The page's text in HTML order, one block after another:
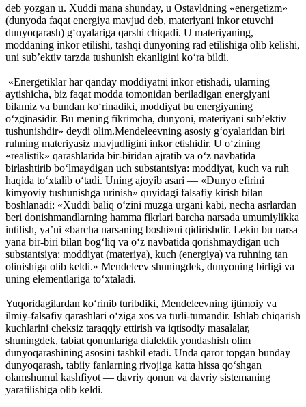
deb yozgan u. Xuddi mana shunday, u Ostavldning «energetizm»
(dunyoda faqat energiya mavjud deb, materiyani inkor etuvchi
dunyoqarash) g‘oyalariga qarshi chiqadi. U materiyaning,
moddaning inkor etilishi, tashqi dunyoning rad etilishiga olib kelishi,
uni sub’ektiv tarzda tushunish ekanligini ko‘ra bildi.
«Energetiklar har qanday moddiyatni inkor etishadi, ularning
aytishicha, biz faqat modda tomonidan beriladigan energiyani
bilamiz va bundan ko‘rinadiki, moddiyat bu energiyaning
o‘zginasidir. Bu mening fikrimcha, dunyoni, materiyani sub’ektiv
tushunishdir» deydi olim.Mendeleevning asosiy g‘oyalaridan biri
ruhning materiyasiz mavjudligini inkor etishidir. U o‘zining
«realistik» qarashlarida bir-biridan ajratib va o‘z navbatida
birlashtirib bo‘lmaydigan uch substantsiya: moddiyat, kuch va ruh
haqida to‘xtalib o‘tadi. Uning ajoyib asari — «Dunyo efirini
kimyoviy tushunishga urinish» quyidagi falsafiy kirish bilan
boshlanadi: «Xuddi baliq o‘zini muzga urgani kabi, necha asrlardan
beri donishmandlarning hamma fikrlari barcha narsada umumiylikka
intilish, ya’ni «barcha narsaning boshi»ni qidirishdir. Lekin bu narsa
yana bir-biri bilan bog‘liq va o‘z navbatida qorishmaydigan uch
substantsiya: moddiyat (materiya), kuch (energiya) va ruhning tan
olinishiga olib keldi.» Mendeleev shuningdek, dunyoning birligi va
uning elementlariga to‘xtaladi.
Yuqoridagilardan ko‘rinib turibdiki, Mendeleevning ijtimoiy va
ilmiy-falsafiy qarashlari o‘ziga xos va turli-tumandir. Ishlab chiqarish
kuchlarini cheksiz taraqqiy ettirish va iqtisodiy masalalar,
shuningdek, tabiat qonunlariga dialektik yondashish olim
dunyoqarashining asosini tashkil etadi. Unda qaror topgan bunday
dunyoqarash, tabiiy fanlarning rivojiga katta hissa qo‘shgan
olamshumul kashfiyot — davriy qonun va davriy sistemaning
yaratilishiga olib keldi.